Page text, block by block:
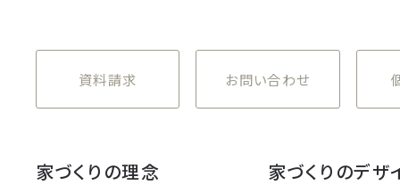
資料請求 お問い合わせ
家づくりの理念 家づくりのデザ